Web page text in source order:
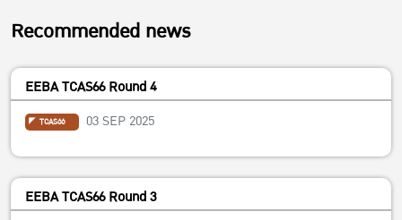
Recommended news
EEBA TCAS66 Round 4
TCAS66 03 SEP 2025
EEBA TCAS66 Round 3